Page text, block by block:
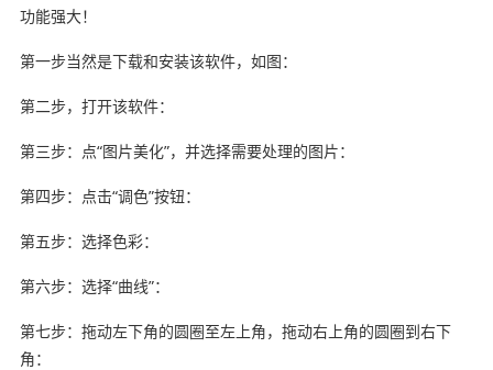
功能强大！
第一步当然是下载和安装该软件，如图：
第二步，打开该软件：
第三步：点“图片美化”，并选择需要处理的图片：
第四步：点击“调色”按钮：
第五步：选择色彩：
第六步：选择“曲线”：
第七步：拖动左下角的圆圈至左上角，拖动右上角的圆圈到右下
角：